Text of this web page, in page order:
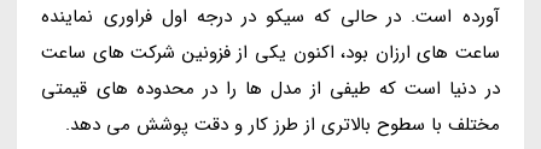
آورده است. در حالی که سیکو در درجه اول فراوری نماینده
ساعت های ارزان بود، اکنون یکی از فزونین شرکت های ساعت
در دنیا است که طیفی از مدل ها را در محدوده های قیمتی
مختلف با سطوح بالاتری از طرز کار و دقت پوشش می دهد.